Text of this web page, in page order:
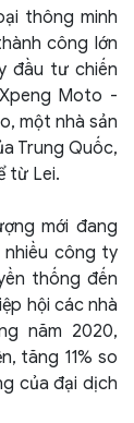
thông minh
công lớn
đầu tư chiến
Moto -
một nhà sản
Trung Quốc,
từ Lei.
mới đang
công ty
thống đến
hội các nhà
năm 2020,
tăng 11% so
của đại dịch